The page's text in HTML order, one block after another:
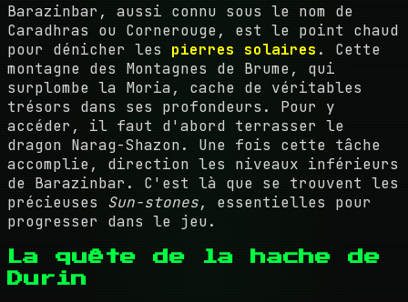
Barazinbar, aussi connu sous le nom de
Caradhras ou Cornerouge, est le point chaud
pour dénicher les pierres solaires . Cette
montagne des Montagnes de Brume, qui
surplombe la Moria, cache de véritables
trésors dans ses profondeurs. Pour y
accéder, il faut d'abord terrasser le
dragon Narag-Shazon. Une fois cette tâche
accomplie, direction les niveaux inférieurs
de Barazinbar. C'est là que se trouvent les
précieuses Sun-stones, essentielles pour
progresser dans le jeu.
La quête de la hache de
Durin